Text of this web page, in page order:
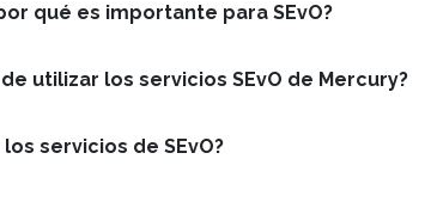
qué es importante para SEvO?
utilizar los servicios SEvO de Mercury?
servicios de SEvO?